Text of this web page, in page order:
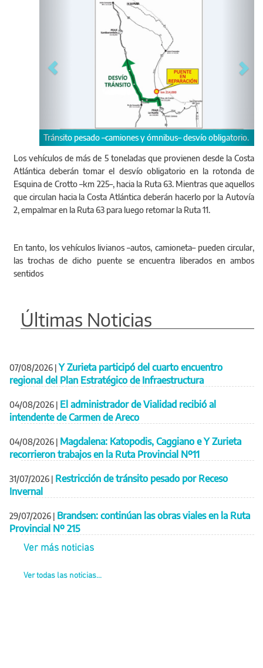
Tránsito pesado –camiones y ómnibus– desvío obligatorio.
Los vehículos de más de 5 toneladas que provienen desde la Costa
Atlántica deberán tomar el desvío obligatorio en la rotonda de
Esquina de Crotto –km 225–, hacia la Ruta 63. Mientras que aquellos
que circulan hacia la Costa Atlántica deberán hacerlo por la Autovía
2, empalmar en la Ruta 63 para luego retomar la Ruta 11.
En tanto, los vehículos livianos –autos, camioneta– pueden circular,
las trochas de dicho puente se encuentra liberados en ambos
sentidos
Últimas Noticias
07/08/2026 | Y Zurieta participó del cuarto encuentro
regional del Plan Estratégico de Infraestructura
04/08/2026 | El administrador de Vialidad recibió al
intendente de Carmen de Areco
04/08/2026 | Magdalena: Katopodis, Caggiano e Y Zurieta
recorrieron trabajos en la Ruta Provincial Nº11
31/07/2026 | Restricción de tránsito pesado por Receso
Invernal
29/07/2026 | Brandsen: continúan las obras viales en la Ruta
Provincial Nº 215
Ver más noticias
Ver todas las noticias...